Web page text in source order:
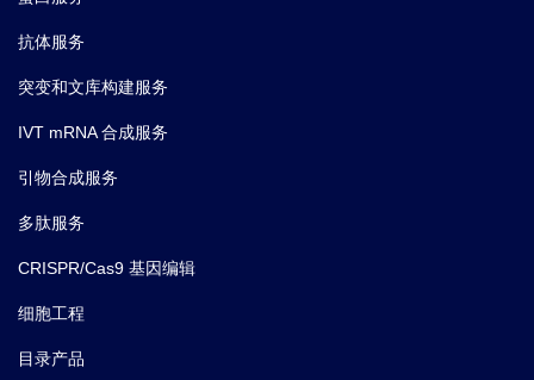
抗体服务
突变和文库构建服务
IVT mRNA 合成服务
引物合成服务
多肽服务
CRISPR/Cas9 基因编辑
细胞工程
目录产品